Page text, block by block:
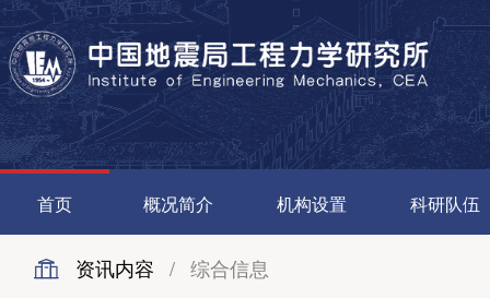
首页 概况简介 机构设置 科研队伍
资讯内容 / 综合信息